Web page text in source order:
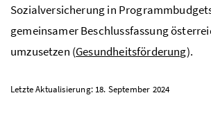
Sozialversicherung in
gemeinsamer Beschlussfassung
umzusetzen (Gesundheitsförderung).
Letzte Aktualisierung: 18. September 2024